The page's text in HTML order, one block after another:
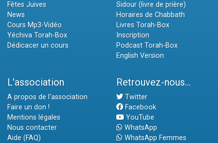
Fêtes Juives
News
Cours Mp3-Vidéo
Yéchiva Torah-Box
Dédicacer un cours
Sidour (livre de prière)
Horaires de Chabbath
Livres Torah-Box
Inscription
Podcast Torah-Box
English Version
L'association
A propos de l'association
Faire un don !
Mentions légales
Nous contacter
Aide (FAQ)
Retrouvez-nous...
Twitter
Facebook
YouTube
WhatsApp
WhatsApp Femmes